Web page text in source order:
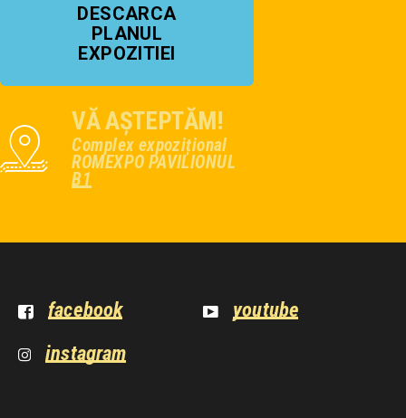
DESCARCA
PLANUL
EXPOZITIEI
VĂ AȘTEPTĂM!
Complex expozițional
ROMEXPO PAVILIONUL
B1
facebook
youtube
instagram